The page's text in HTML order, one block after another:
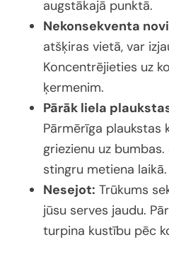
augstākajā punktā.
Nekonsekventa
atšķiras vietā, var
Koncentrējieties uz
ķermenim.
Pārāk liela
Pārmērīga plaukstas
griezienu uz
stingru metiena laikā.
Nesejot: Trūkums
jūsu serves jaudu.
turpina kustību pēc